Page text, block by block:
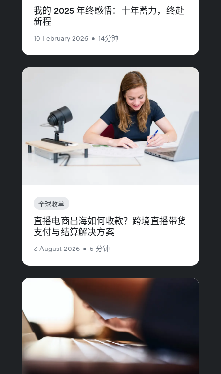
我的 2025 年终感悟：十年蓄力，终赴
新程
10 February 2026 • 14分钟
全球收单
直播电商出海如何收款？跨境直播带货
支付与结算解决方案
3 August 2026 • 5 分钟